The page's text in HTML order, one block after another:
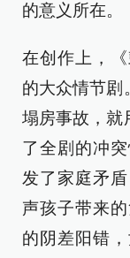
的意义所在。
在创作上，
的大众情节剧
塌房事故，就
了全剧的冲
发了家庭矛
声孩子带来
的阴差阳错